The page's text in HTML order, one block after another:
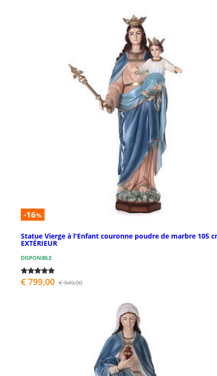
-16%
Statue Vierge à l'Enfant couronne poudre de marbre 105
EXTÉRIEUR
DISPONIBLE
€ 799,00 € 949,00